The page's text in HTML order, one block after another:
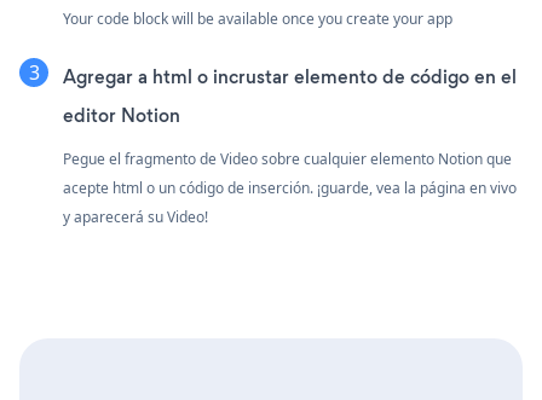
Your code block will be available once you create your app
Agregar a html o incrustar elemento de código en el
editor Notion
Pegue el fragmento de Video sobre cualquier elemento Notion que
acepte html o un código de inserción. ¡guarde, vea la página en vivo
y aparecerá su Video!